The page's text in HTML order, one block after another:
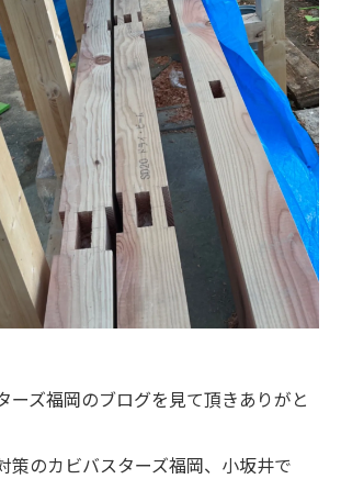
ーズ福岡のブログを見て頂きありがと
策のカビバスターズ福岡、小坂井で